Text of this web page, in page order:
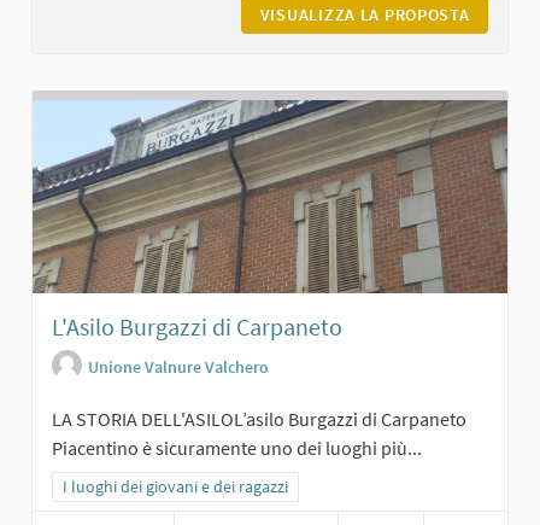
VISUALIZZA LA PROPOSTA
L'Asilo Burgazzi di Carpaneto
Unione Valnure Valchero
LA STORIA DELL'ASILOL’asilo Burgazzi di Carpaneto
Piacentino è sicuramente uno dei luoghi più...
Filtra i risultati per categoria: I luoghi dei giovani e dei ragazzi
I luoghi dei giovani e dei ragazzi